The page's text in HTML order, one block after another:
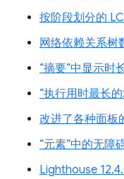
按阶段划分的
网络依赖关系树
“摘要”中显示时
“执行用时最长
改进了各种面板
“元素”中的无障
Lighthouse